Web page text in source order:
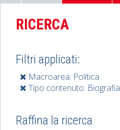
RICERCA
Filtri applicati:
Macroarea: Politica
Tipo contenuto: Biografia
Raffina la ricerca